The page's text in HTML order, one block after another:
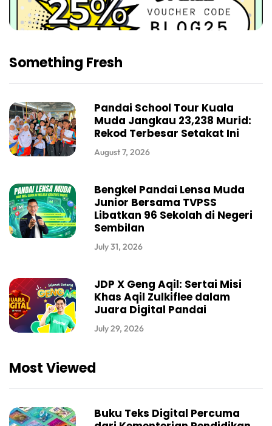
Something Fresh
Pandai School Tour Kuala
Muda Jangkau 23,238 Murid:
Rekod Terbesar Setakat Ini
August 7, 2026
Bengkel Pandai Lensa Muda
Junior Bersama TVPSS
Libatkan 96 Sekolah di Negeri
Sembilan
July 31, 2026
JDP X Geng Aqil: Sertai Misi
Khas Aqil Zulkiflee dalam
Juara Digital Pandai
July 29, 2026
Most Viewed
Buku Teks Digital Percuma